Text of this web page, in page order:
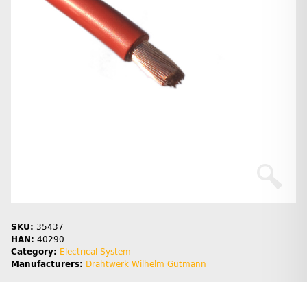
SKU: 35437
HAN: 40290
Category: Electrical System
Manufacturers: Drahtwerk Wilhelm Gutmann